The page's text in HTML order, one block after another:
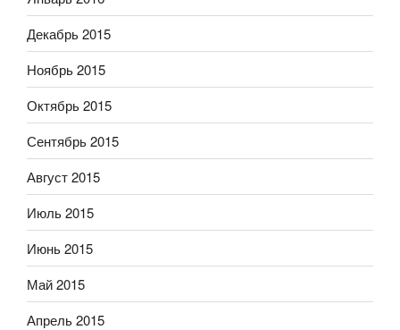
Декабрь 2015
Ноябрь 2015
Октябрь 2015
Сентябрь 2015
Август 2015
Июль 2015
Июнь 2015
Май 2015
Апрель 2015